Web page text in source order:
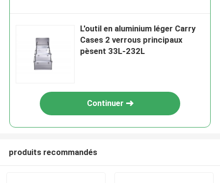
L'outil en aluminium léger Carry
Cases 2 verrous principaux
pèsent 33L-232L
Continuer
produits recommandés